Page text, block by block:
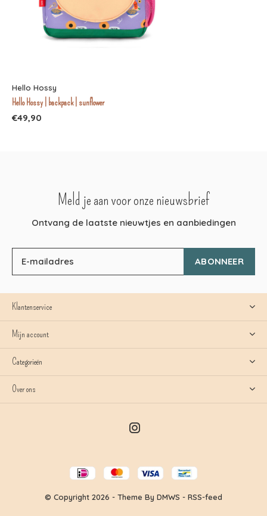
Hello Hossy
Hello Hossy | backpack | sunflower
€49,90
Meld je aan voor onze nieuwsbrief
Ontvang de laatste nieuwtjes en aanbiedingen
ABONNEER
Klantenservice
Mijn account
Categorieën
Over ons
© Copyright 2026 - Theme By DMWS - RSS-feed